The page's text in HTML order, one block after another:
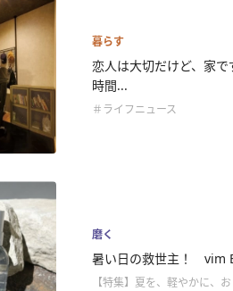
暮らす
恋人は大切だけど、家
時間...
＃ライフニュース
磨く
暑い日の救世主！ vim
【特集】夏を、軽やかに、お